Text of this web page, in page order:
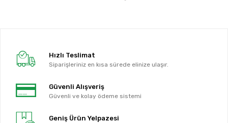
Hızlı Teslimat
Siparişleriniz en kısa sürede elinize ulaşır.
Güvenli Alışveriş
Güvenli ve kolay ödeme sistemi
Geniş Ürün Yelpazesi